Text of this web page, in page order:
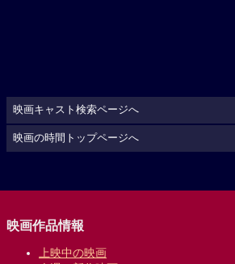
映画キャスト検索ページへ
映画の時間トップページへ
映画作品情報
上映中の映画